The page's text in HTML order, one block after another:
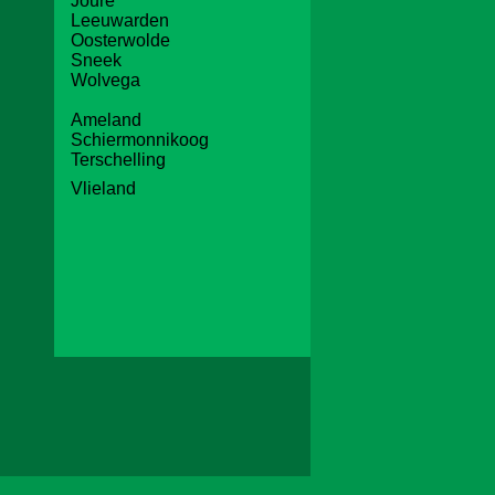
Leeuwarden
Oosterwolde
Sneek
Wolvega
Ameland
Schiermonnikoog
Terschelling
Vlieland